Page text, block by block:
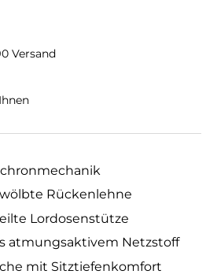
Versand
Rückenlehne
Lordosenstütze
atmungsaktivem Netzstoff
mit Sitztiefenkomfort